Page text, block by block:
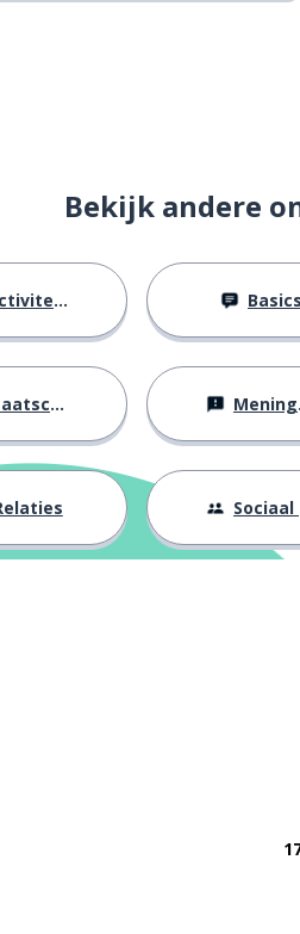
Bekijk andere
Basics
Meningen
Sociaal leven